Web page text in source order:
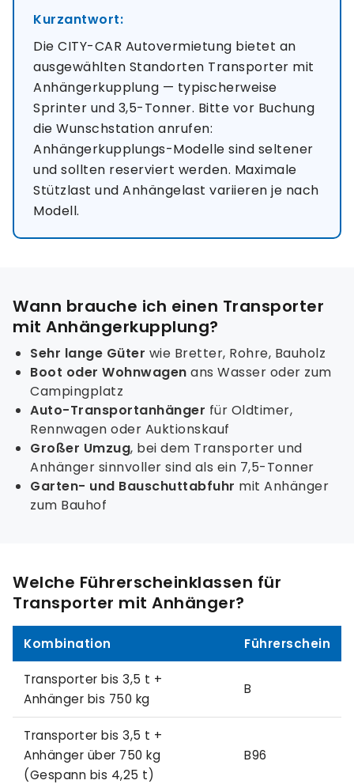
Kurzantwort:
Die CITY-CAR Autovermietung bietet an
ausgewählten Standorten Transporter mit
Anhängerkupplung — typischerweise
Sprinter und 3,5-Tonner. Bitte vor Buchung
die Wunschstation anrufen:
Anhängerkupplungs-Modelle sind seltener
und sollten reserviert werden. Maximale
Stützlast und Anhängelast variieren je nach
Modell.
Wann brauche ich einen Transporter
mit Anhängerkupplung?
Sehr lange Güter wie Bretter, Rohre, Bauholz
Boot oder Wohnwagen ans Wasser oder zum
Campingplatz
Auto-Transportanhänger für Oldtimer,
Rennwagen oder Auktionskauf
Großer Umzug, bei dem Transporter und
Anhänger sinnvoller sind als ein 7,5-Tonner
Garten- und Bauschuttabfuhr mit Anhänger
zum Bauhof
Welche Führerscheinklassen für
Transporter mit Anhänger?
Kombination Führerschein
Transporter bis 3,5 t +
Anhänger bis 750 kg
B
Transporter bis 3,5 t +
Anhänger über 750 kg
(Gespann bis 4,25 t)
B96